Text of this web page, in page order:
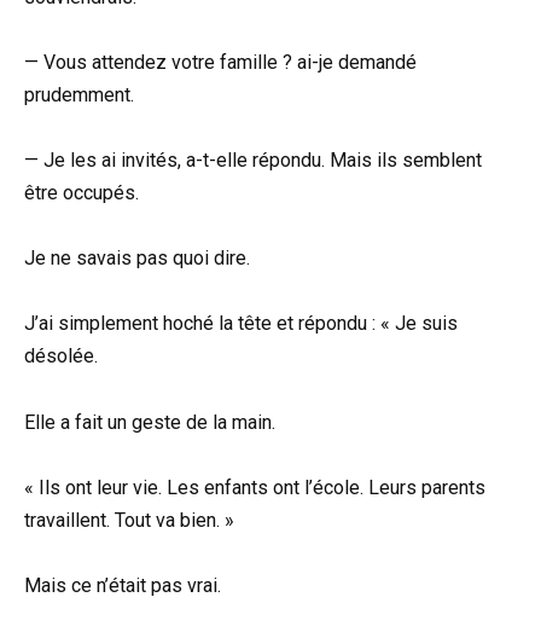
— Vous attendez votre famille ? ai-je demandé
prudemment.
— Je les ai invités, a-t-elle répondu. Mais ils semblent
être occupés.
Je ne savais pas quoi dire.
J’ai simplement hoché la tête et répondu : « Je suis
désolée.
Elle a fait un geste de la main.
« Ils ont leur vie. Les enfants ont l’école. Leurs parents
travaillent. Tout va bien. »
Mais ce n’était pas vrai.